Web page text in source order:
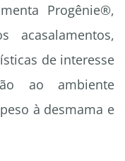
Progênie®,
acasalamentos,
de interesse
ao ambiente
à desmama e